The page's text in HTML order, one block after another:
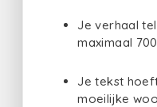
Je verhaal
maximaal
Je tekst
moeilijke